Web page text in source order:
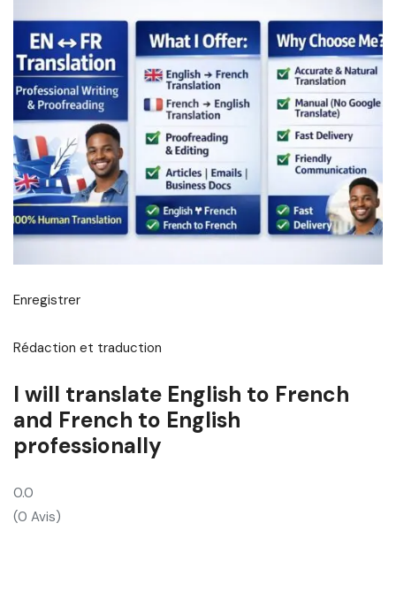
Enregistrer
Rédaction et traduction
I will translate English to French
and French to English
professionally
0.0
(0 Avis)